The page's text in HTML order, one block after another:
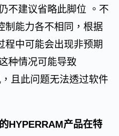
不建议省略此脚位 。不
制能力各不相同，根据
程中可能会出现非预期
种情况可能导致
且此问题无法透过软件
HYPERRAM产品在特